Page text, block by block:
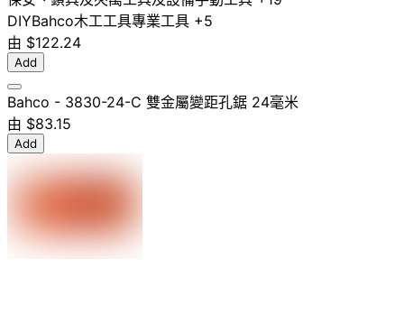
DIYBahco木工工具專業工具 +5
由 $122.24
Add
Bahco - 3830-24-C 雙金屬變距孔鋸 24毫米
由 $83.15
Add